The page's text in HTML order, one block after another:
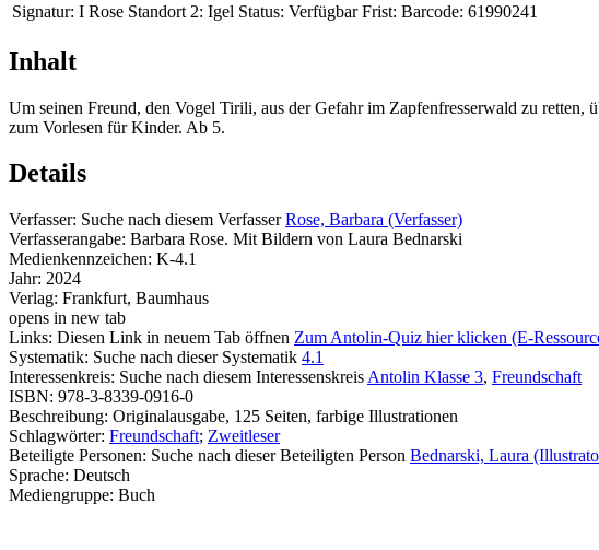
Signatur: I Rose Standort 2: Igel Status: Verfügbar Frist: Barcode: 61990241
Inhalt
Um seinen Freund, den Vogel Tirili, aus der Gefahr im Zapfenfresserwald zu
zum Vorlesen für Kinder. Ab 5.
Details
Verfasser: Suche nach diesem Verfasser Rose, Barbara (Verfasser)
Verfasserangabe: Barbara Rose. Mit Bildern von Laura Bednarski
Medienkennzeichen: K-4.1
Jahr: 2024
Verlag: Frankfurt, Baumhaus
opens in new tab
Links: Diesen Link in neuem Tab öffnen Zum Antolin-Quiz hier klicken (E-
Systematik: Suche nach dieser Systematik 4.1
Interessenkreis: Suche nach diesem Interessenskreis Antolin Klasse 3, Freundschaft
ISBN: 978-3-8339-0916-0
Beschreibung: Originalausgabe, 125 Seiten, farbige Illustrationen
Schlagwörter: Freundschaft; Zweitleser
Beteiligte Personen: Suche nach dieser Beteiligten Person Bednarski, Laura
Sprache: Deutsch
Mediengruppe: Buch